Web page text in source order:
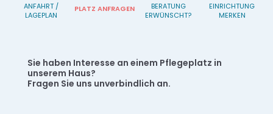
ANFAHRT /
LAGEPLAN
PLATZ ANFRAGEN
BERATUNG
ERWÜNSCHT?
EINRICHTUNG
MERKEN
Sie haben Interesse an einem Pflegeplatz in
unserem Haus?
Fragen Sie uns unverbindlich an.